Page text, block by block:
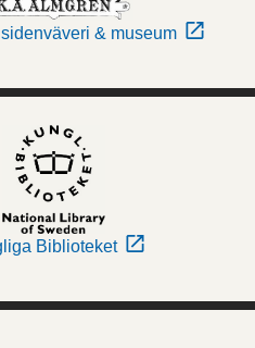
& museum
Biblioteket